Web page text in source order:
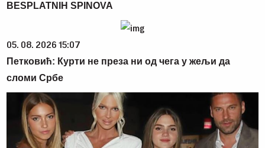
BESPLATNIH SPINOVA
05. 08. 2026 15:07
Петковић: Курти не преза ни од чега у жељи да
сломи Србе